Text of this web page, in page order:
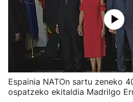
Espainia NATOn sartu zeneko
ospatzeko ekitaldia Madrilgo